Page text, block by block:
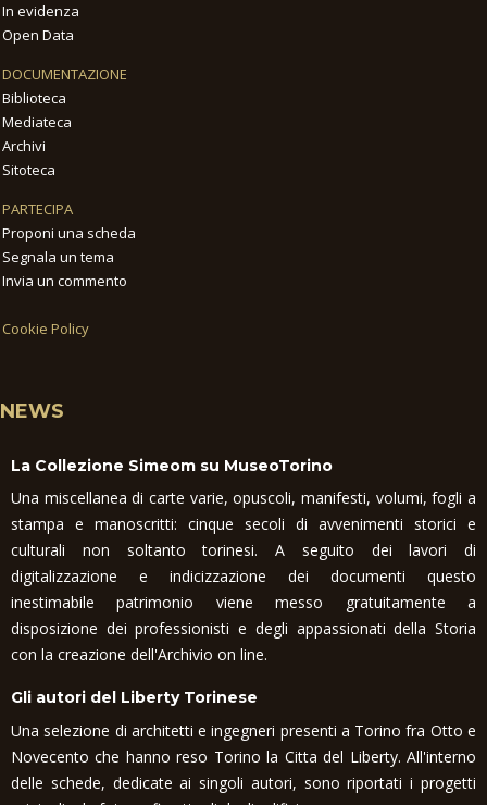
In evidenza
Open Data
DOCUMENTAZIONE
Biblioteca
Mediateca
Archivi
Sitoteca
PARTECIPA
Proponi una scheda
Segnala un tema
Invia un commento
Cookie Policy
NEWS
La Collezione Simeom su MuseoTorino
Una miscellanea di carte varie, opuscoli, manifesti, volumi, fogli a
stampa e manoscritti: cinque secoli di avvenimenti storici e
culturali non soltanto torinesi. A seguito dei lavori di
digitalizzazione e indicizzazione dei documenti questo
inestimabile patrimonio viene messo gratuitamente a
disposizione dei professionisti e degli appassionati della Storia
con la creazione dell'Archivio on line.
Gli autori del Liberty Torinese
Una selezione di architetti e ingegneri presenti a Torino fra Otto e
Novecento che hanno reso Torino la Citta del Liberty. All'interno
delle schede, dedicate ai singoli autori, sono riportati i progetti